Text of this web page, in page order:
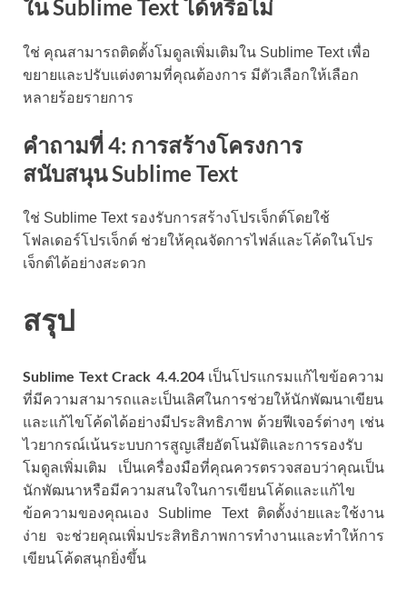
ใน Sublime Text ได้หรือไม่
ใช่ คุณสามารถติดตั้งโมดูลเพิ่มเติมใน Sublime Text เพื่อ
ขยายและปรับแต่งตามที่คุณต้องการ มีตัวเลือกให้เลือก
หลายร้อยรายการ
คำถามที่ 4: การสร้างโครงการ
สนับสนุน Sublime Text
ใช่ Sublime Text รองรับการสร้างโปรเจ็กต์โดยใช้
โฟลเดอร์โปรเจ็กต์ ช่วยให้คุณจัดการไฟล์และโค้ดในโปร
เจ็กต์ได้อย่างสะดวก
สรุป
Sublime Text Crack 4.4.204 เป็นโปรแกรมแก้ไขข้อความ
ที่มีความสามารถและเป็นเลิศในการช่วยให้นักพัฒนาเขียน
และแก้ไขโค้ดได้อย่างมีประสิทธิภาพ ด้วยฟีเจอร์ต่างๆ เช่น
ไวยากรณ์เน้นระบบการสูญเสียอัตโนมัติและการรองรับ
โมดูลเพิ่มเติม เป็นเครื่องมือที่คุณควรตรวจสอบว่าคุณเป็น
นักพัฒนาหรือมีความสนใจในการเขียนโค้ดและแก้ไข
ข้อความของคุณเอง Sublime Text ติดตั้งง่ายและใช้งาน
ง่าย จะช่วยคุณเพิ่มประสิทธิภาพการทำงานและทำให้การ
เขียนโค้ดสนุกยิ่งขึ้น